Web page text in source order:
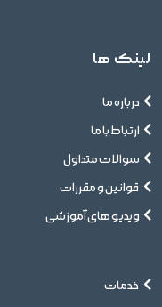
لینک ها
درباره ما
ارتباط با ما
سوالات متداول
قوانین و مقررات
ویدیو های آموزشی
خدمات